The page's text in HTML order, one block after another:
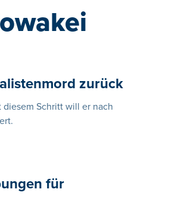
zurück
Schritt will er nach
für